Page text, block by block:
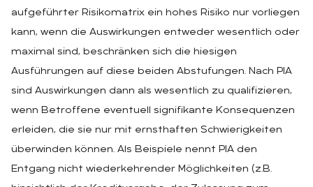
aufgeführter Risikomatrix ein hohes Risiko nur vorliegen
kann, wenn die Auswirkungen entweder wesentlich oder
maximal sind, beschränken sich die hiesigen
Ausführungen auf diese beiden Abstufungen. Nach PIA
sind Auswirkungen dann als wesentlich zu qualifizieren,
wenn Betroffene eventuell signifikante Konsequenzen
erleiden, die sie nur mit ernsthaften Schwierigkeiten
überwinden können. Als Beispiele nennt PIA den
Entgang nicht wiederkehrender Möglichkeiten (z.B.